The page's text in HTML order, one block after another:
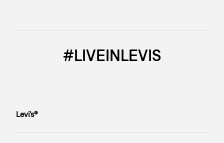
#LIVEINLEVIS
Levi’s®